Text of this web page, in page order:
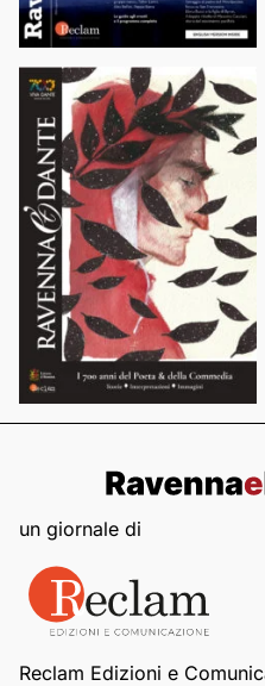
un giornale di
Reclam Edizioni e